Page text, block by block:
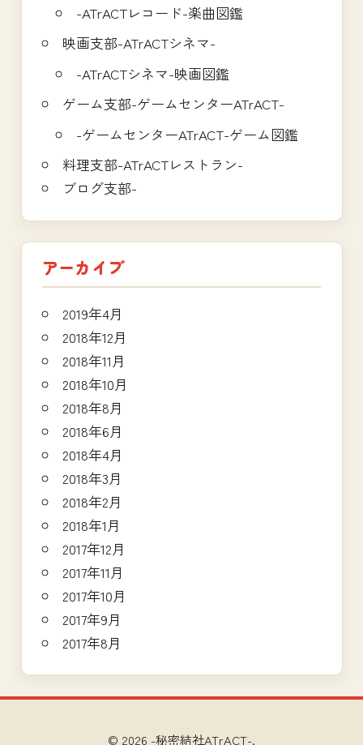
-ATrACTレコード-楽曲図鑑
映画支部-ATrACTシネマ-
-ATrACTシネマ-映画図鑑
ゲーム支部-ゲームセンターATrACT-
-ゲームセンターATrACT-ゲーム図鑑
料理支部-ATrACTレストラン-
ブログ支部-
アーカイブ
2019年4月
2018年12月
2018年11月
2018年10月
2018年8月
2018年6月
2018年4月
2018年3月
2018年2月
2018年1月
2017年12月
2017年11月
2017年10月
2017年9月
2017年8月
© 2026 -秘密結社ATrACT-.